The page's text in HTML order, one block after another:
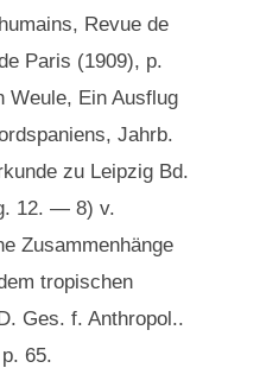
Revue de
Paris (1909), p.
Weule, Ein Ausflug
Jahrb.
zu Leipzig Bd.
12. — 8) v.
Zusammenhänge
tropischen
Ges. f. Anthropol..
65.